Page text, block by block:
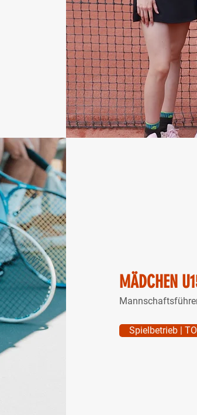
MÄDCHEN
Spielbetrieb |